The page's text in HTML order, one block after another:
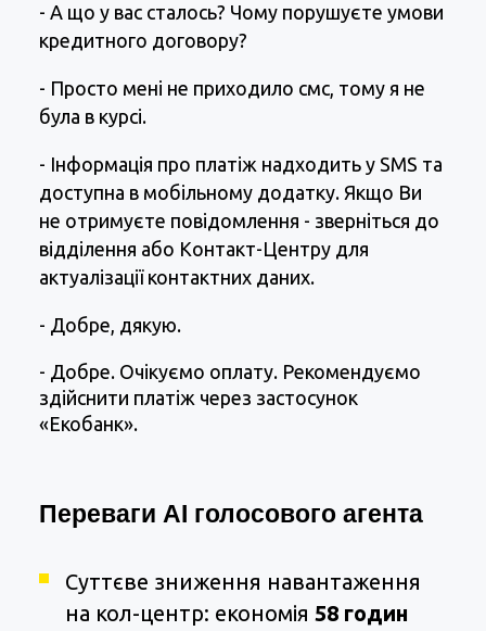
- А що у вас сталось? Чому порушуєте умови
кредитного договору?
- Просто мені не приходило смс, тому я не
була в курсі.
- Інформація про платіж надходить у SMS та
доступна в мобільному додатку. Якщо Ви
не отримуєте повідомлення - зверніться до
відділення або Контакт-Центру для
актуалізації контактних даних.
- Добре, дякую.
- Добре. Очікуємо оплату. Рекомендуємо
здійснити платіж через застосунок
«Екобанк».
Переваги AI голосового агента
Суттєве зниження навантаження
на кол-центр: економія 58 годин